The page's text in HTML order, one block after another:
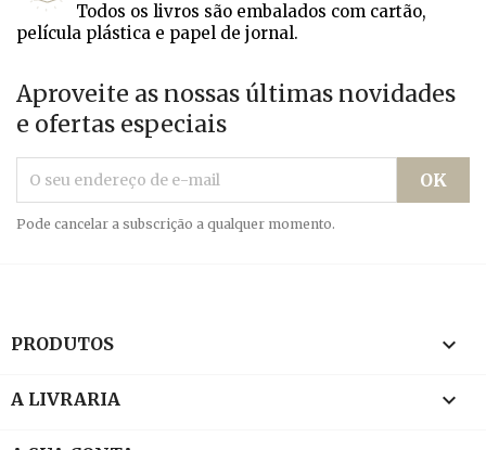
Todos os livros são embalados com cartão,
película plástica e papel de jornal.
Aproveite as nossas últimas novidades
e ofertas especiais
Pode cancelar a subscrição a qualquer momento.
PRODUTOS 
A LIVRARIA 